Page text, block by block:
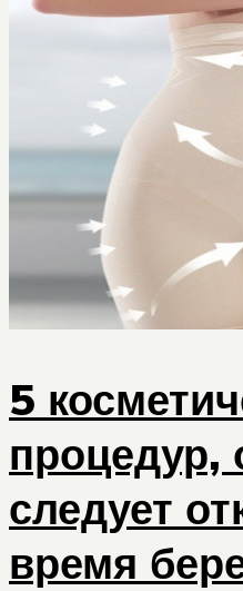
5
процедур,
следует
время